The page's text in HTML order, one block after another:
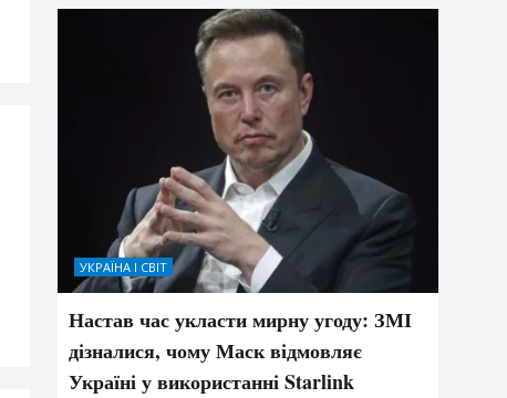
УКРАЇНА І СВІТ
Настав час укласти мирну угоду: ЗМІ
дізналися, чому Маск відмовляє
Україні у використанні Starlink